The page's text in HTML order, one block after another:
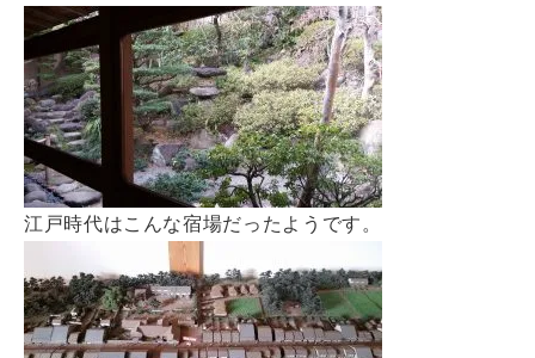
江戸時代はこんな宿場だったようです。